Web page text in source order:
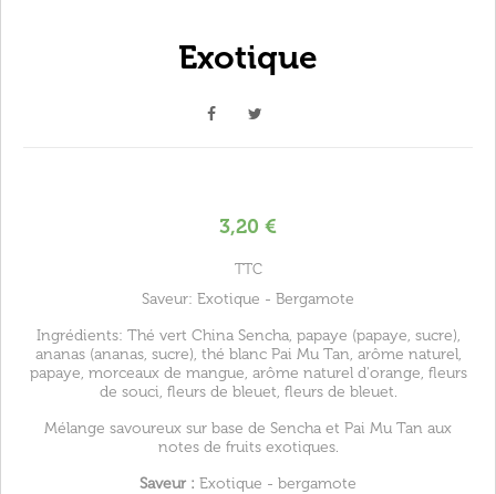
Exotique
3,20 €
TTC
Saveur: Exotique - Bergamote
Ingrédients: Thé vert China Sencha, papaye (papaye, sucre),
ananas (ananas, sucre), thé blanc Pai Mu Tan, arôme naturel,
papaye, morceaux de mangue, arôme naturel d'orange, fleurs
de souci, fleurs de bleuet, fleurs de bleuet.
Mélange savoureux sur base de Sencha et Pai Mu Tan aux
notes de fruits exotiques.
Saveur : Exotique - bergamote